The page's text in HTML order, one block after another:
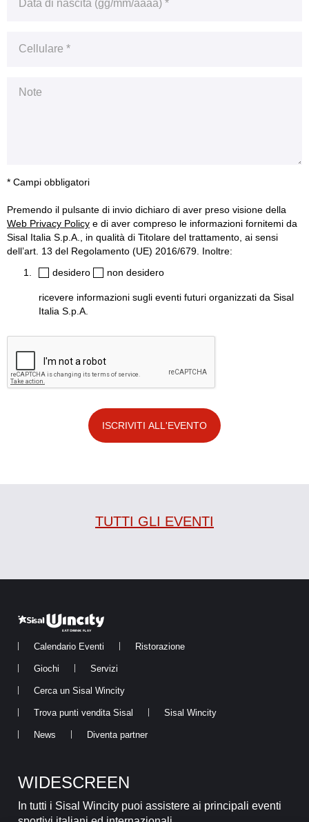
* Campi obbligatori
Premendo il pulsante di invio dichiaro di aver preso visione della
Web Privacy Policy e di aver compreso le informazioni fornitemi da
Sisal Italia S.p.A., in qualità di Titolare del trattamento, ai sensi
dell’art. 13 del Regolamento (UE) 2016/679. Inoltre:
desidero
non desidero
ricevere informazioni sugli eventi futuri organizzati da Sisal
Italia S.p.A.
ISCRIVITI ALL'EVENTO
TUTTI GLI EVENTI
Calendario Eventi Ristorazione
Giochi Servizi
Cerca un Sisal Wincity
Trova punti vendita Sisal Sisal Wincity
News Diventa partner
WIDESCREEN
In tutti i Sisal Wincity puoi assistere ai principali eventi